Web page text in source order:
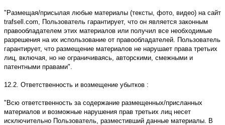
"Размещая/присылая любые материалы (тексты, фото, видео) на сайт
trafsell.com, Пользователь гарантирует, что он является законным
правообладателем этих материалов или получил все необходимые
разрешения на их использование от правообладателей. Пользователь
гарантирует, что размещение материалов не нарушает права третьих
лиц, включая, но не ограничиваясь, авторскими, смежными и
патентными правами".
12.2. Ответственность и возмещение убытков :
"Всю ответственность за содержание размещенных/присланных
материалов и возможные нарушения прав третьих лиц несет
исключительно Пользователь, разместивший данные материалы. В